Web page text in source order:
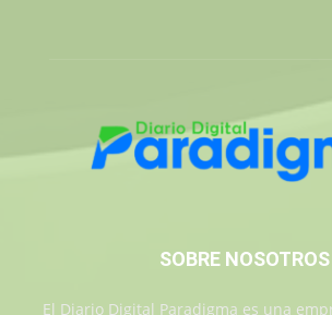
SOBRE NOSOTROS
El Diario Digital Paradigma es una